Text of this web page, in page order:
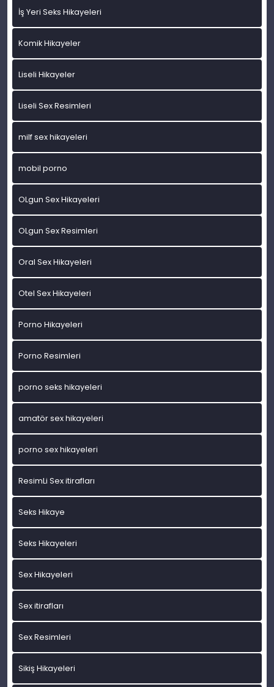
İş Yeri Seks Hikayeleri
Komik Hikayeler
Liseli Hikayeler
Liseli Sex Resimleri
milf sex hikayeleri
mobil porno
OLgun Sex Hikayeleri
OLgun Sex Resimleri
Oral Sex Hikayeleri
Otel Sex Hikayeleri
Porno Hikayeleri
Porno Resimleri
porno seks hikayeleri
amatör sex hikayeleri
porno sex hikayeleri
ResimLi Sex itirafları
Seks Hikaye
Seks Hikayeleri
Sex Hikayeleri
Sex itirafları
Sex Resimleri
Sikiş Hikayeleri